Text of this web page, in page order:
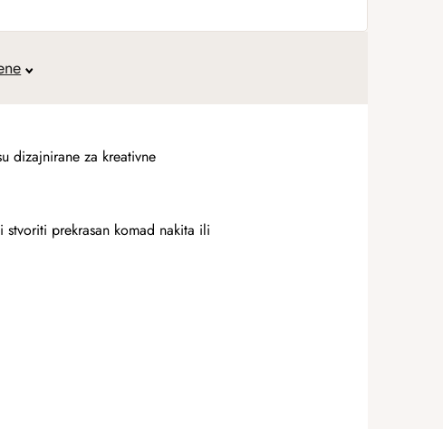
dizajnirane za kreativne
prekrasan komad nakita ili